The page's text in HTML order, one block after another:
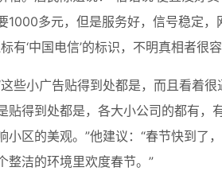
1000多元，但是服务好，信号稳定
有‘中国电信’的标识，不明真相者很
些小广告贴得到处都是，而且看着
贴得到处都是，各大小公司的都有
小区的美观。”他建议：“春节快到了
整洁的环境里欢度春节。”